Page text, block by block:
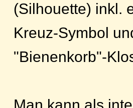
(Silhouette) inkl.
Kreuz-Symbol
"Bienenkorb"-
Man kann als